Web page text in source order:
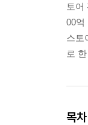
토어
00억
스토
로
목차